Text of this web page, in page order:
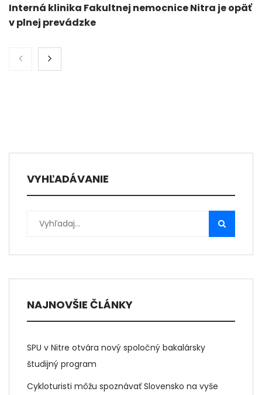
Interná klinika Fakultnej nemocnice Nitra je opäť
v plnej prevádzke
VYHĽADÁVANIE
NAJNOVŠIE ČLÁNKY
SPU v Nitre otvára nový spoločný bakalársky
študijný program
Cykloturisti môžu spoznávať Slovensko na vyše